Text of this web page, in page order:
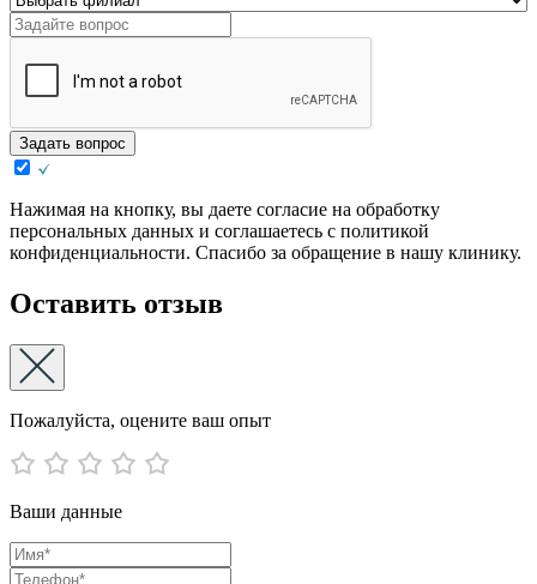
Задать вопрос
Нажимая на кнопку, вы даете согласие на обработку
персональных данных и соглашаетесь с политикой
конфиденциальности. Спасибо за обращение в нашу клинику.
Оставить отзыв
Пожалуйста, оцените ваш опыт
Ваши данные